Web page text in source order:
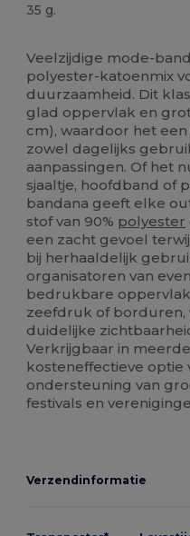
35 g.
Veelzijdige mode-
polyester-katoenmix
duurzaamheid. Dit
glad oppervlak en
cm), waardoor het
zowel dagelijks
aanpassingen. Of het
sjaaltje, hoofdband of
bandana geeft elke
stof van 90% polyester
een zacht gevoel
bij herhaaldelijk
organisatoren van
bedrukbare
zeefdruk of borduren,
duidelijke
Verkrijgbaar in
kosteneffectieve
ondersteuning van
festivals en
Verzendinformatie